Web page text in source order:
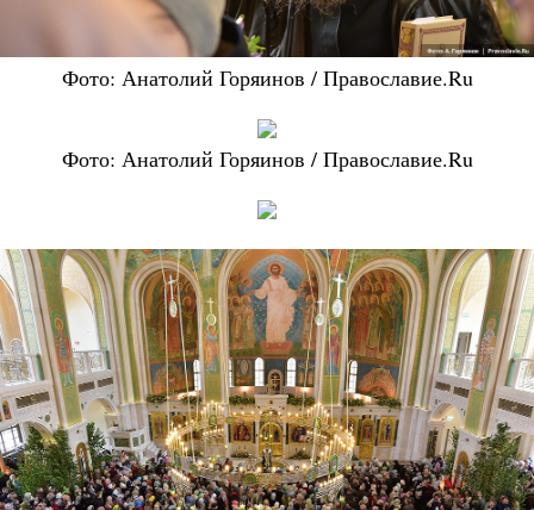
Фото: Анатолий Горяинов / Православие.Ru
Фото: Анатолий Горяинов / Православие.Ru